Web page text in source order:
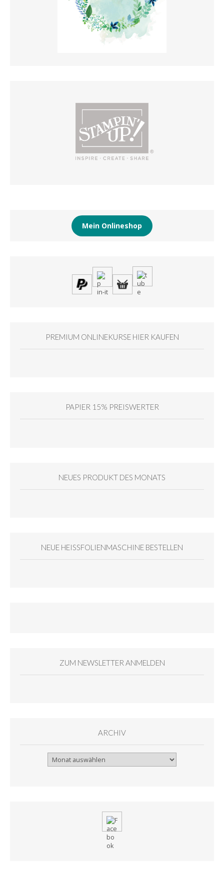
Mein Onlineshop
PREMIUM ONLINEKURSE HIER KAUFEN
PAPIER 15% PREISWERTER
NEUES PRODUKT DES MONATS
NEUE HEISSFOLIENMASCHINE BESTELLEN
ZUM NEWSLETTER ANMELDEN
ARCHIV
Archiv